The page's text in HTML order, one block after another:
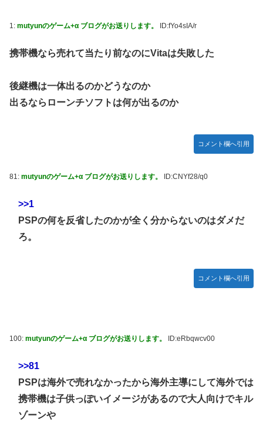
株式投資、若年男性の自信喪失の原因に-6割超が「人生の敗
【ウマ娘】セイちゃんの攻撃力を見よ！！！
海外「全部日本の真似だったのか…」 日本の普通のテレビ
番組が最新SNSの数十年先を行っていたと話題に
【艦これ】これがラ級ちゃんの水着modeか・・・！
に！奇行にはちゃんと意味があった！
竹﨑由佳アナ ピタパンのお尻！！
月発売商品【発売スケジュール】
【悲報】AV女優さん、キモオタチー牛弱男どもの「おはよ
【〈物語〉シリーズ】セガ「忍野忍」「斧乃木余接」プライ
薬剤処方…被災者向け大浴場も！
農家も
【悲報】かつての「快楽天」が微妙になったわけｗｗｗｗｗ
今季もタイトル獲得を目指すFC町田ゼルビア黒田剛監督が
1: mutyunのゲーム+α ブログがお送りします。 ID:fYo4sIA/r
携帯機なら売れて当たり前なのにVitaは失敗した
後継機は一体出るのかどうなのか
出るならローンチソフトは何が出るのか
コメント欄へ引用
81: mutyunのゲーム+α ブログがお送りします。 ID:CNYf28/q0
>>1
PSPの何を反省したのかが全く分からないのはダメだ
ろ。
コメント欄へ引用
100: mutyunのゲーム+α ブログがお送りします。 ID:eRbqwcv00
>>81
PSPは海外で売れなかったから海外主導にして海外では
携帯機は子供っぽいイメージがあるので大人向けでキル
ゾーンや